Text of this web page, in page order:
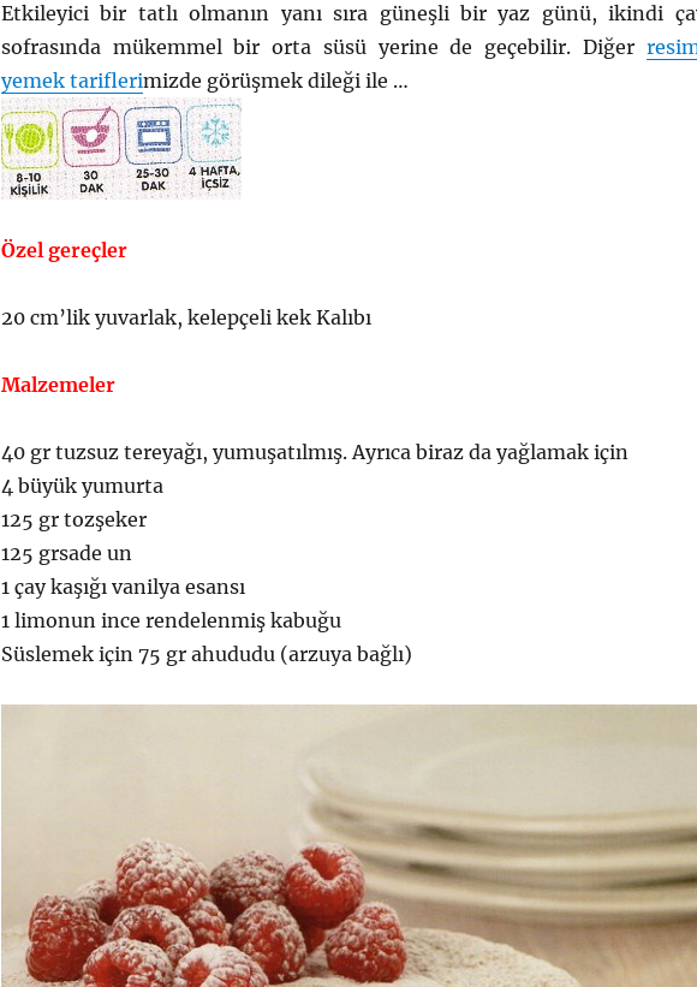
Etkileyici bir tatlı olmanın yanı sıra güneşli bir yaz günü, ikindi
sofrasında mükemmel bir orta süsü yerine de geçebilir. Diğer
yemek tariflerimizde görüşmek dileği ile …
Özel gereçler
20 cm’lik yuvarlak, kelepçeli kek Kalıbı
Malzemeler
40 gr tuzsuz tereyağı, yumuşatılmış. Ayrıca biraz da yağlamak için
4 büyük yumurta
125 gr tozşeker
125 grsade un
1 çay kaşığı vanilya esansı
1 limonun ince rendelenmiş kabuğu
Süslemek için 75 gr ahududu (arzuya bağlı)